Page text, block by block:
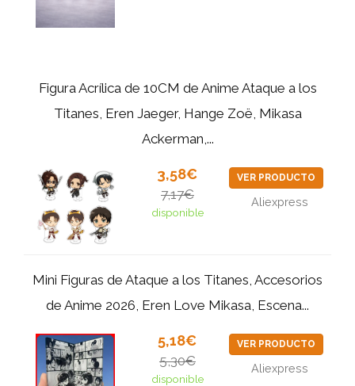
Figura Acrílica de 10CM de Anime Ataque a los
Titanes, Eren Jaeger, Hange Zoë, Mikasa
Ackerman,...
3,58€
7,17€
disponible
VER PRODUCTO
Aliexpress
Mini Figuras de Ataque a los Titanes, Accesorios
de Anime 2026, Eren Love Mikasa, Escena...
5,18€
5,30€
disponible
VER PRODUCTO
Aliexpress